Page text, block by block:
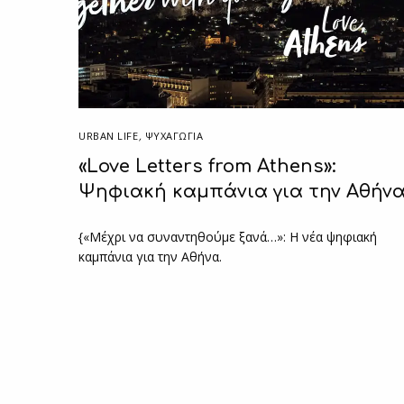
URBAN LIFE, ΨΥΧΑΓΩΓΙΑ
«Love Letters from Athens»:
Ψηφιακή καμπάνια για την
{«Μέχρι να συναντηθούμε ξανά…»: Η νέα ψηφιακή
καμπάνια για την Αθήνα.